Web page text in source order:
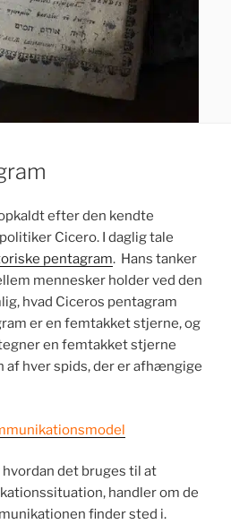
efter den kendte
Cicero. I daglig tale
pentagram. Hans tanker
mennesker holder ved den
hvad Ciceros pentagram
er en femtakket stjerne, og
en femtakket stjerne
af hver spids, der er afhængige
det bruges til at
handler om de
finder sted i.